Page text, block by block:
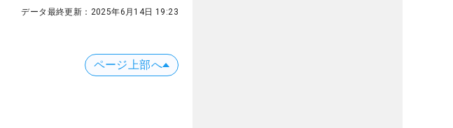
データ最終更新： 2025年6月14日 19:23
ページ上部へ